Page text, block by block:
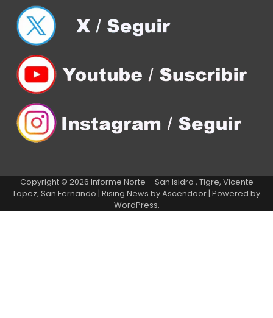
Copyright © 2026 Informe Norte – San Isidro , Tigre, Vicente
Lopez, San Fernando | Rising News byAscendoor| Powered by
WordPress.